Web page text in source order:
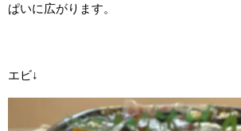
ぱいに広がります。
エビ↓